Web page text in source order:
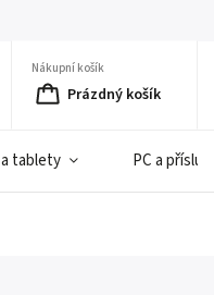
Nákupní košík
Prázdný košík
tablety PC a